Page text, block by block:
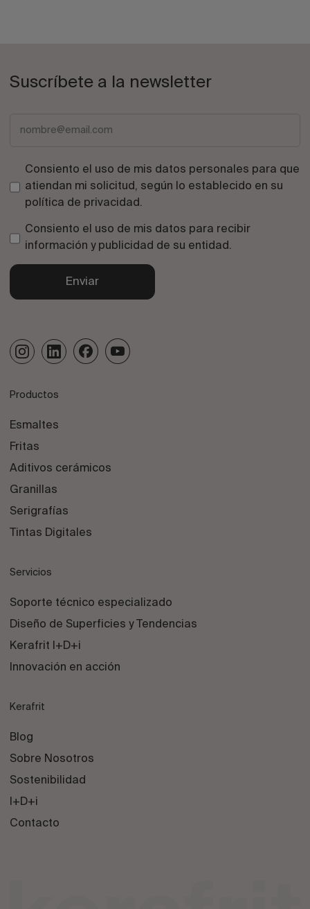
Suscríbete a la newsletter
Consiento el uso de mis datos personales para que
atiendan mi solicitud, según lo establecido en su
política de privacidad.
Consiento el uso de mis datos para recibir
información y publicidad de su entidad.
Enviar
Productos
Esmaltes
Fritas
Aditivos cerámicos
Granillas
Serigrafías
Tintas Digitales
Servicios
Soporte técnico especializado
Diseño de Superficies y Tendencias
Kerafrit I+D+i
Innovación en acción
Kerafrit
Blog
Sobre Nosotros
Sostenibilidad
I+D+i
Contacto